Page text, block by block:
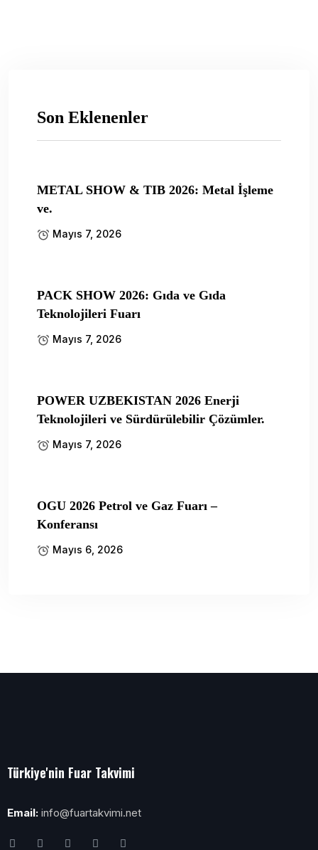
Son Eklenenler
METAL SHOW & TIB 2026: Metal İşleme
ve.
Mayıs 7, 2026
PACK SHOW 2026: Gıda ve Gıda
Teknolojileri Fuarı
Mayıs 7, 2026
POWER UZBEKISTAN 2026 Enerji
Teknolojileri ve Sürdürülebilir Çözümler.
Mayıs 7, 2026
OGU 2026 Petrol ve Gaz Fuarı –
Konferansı
Mayıs 6, 2026
Türkiye'nin Fuar Takvimi
Email: info@fuartakvimi.net